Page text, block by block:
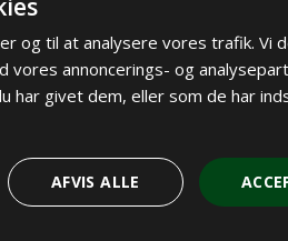
og til at analysere vores trafik. Vi
annoncerings- og
har givet dem, eller som de har
AFVIS ALLE